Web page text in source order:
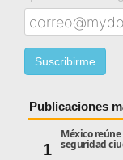
Publicaciones
1
México
seguridad